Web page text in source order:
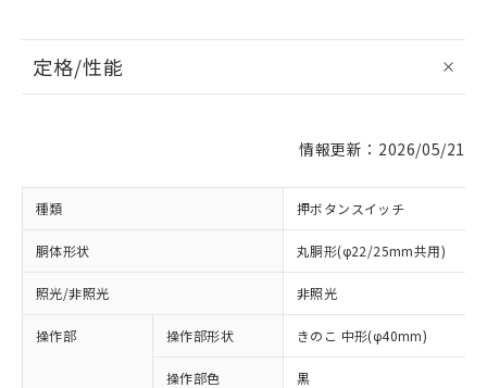
定格/性能
情報更新：2026/05/21
種類 押ボタンスイッチ
胴体形状 丸胴形(φ22/25mm共用)
照光/非照光 非照光
操作部 操作部形状 きのこ 中形(φ40mm)
操作部色 黒